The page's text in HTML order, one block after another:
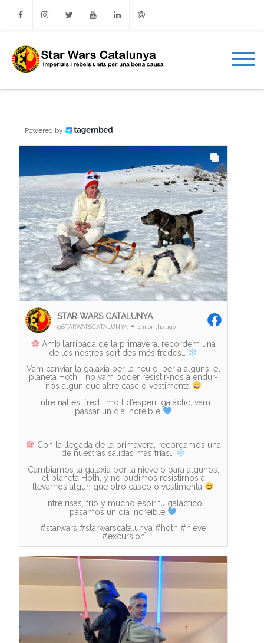
Facebook
Powered by
STAR WARS CATALUNYA
@STARWARSCATALUNYA 4 months ago
Amb l’arribada de la primavera, recordem una
de les nostres sortides més fredes…
Vam canviar la galàxia per la neu o, per a alguns: el
planeta Hoth, i no vam poder resistir-nos a endur-
nos algun que altre casc o vestimenta
Entre rialles, fred i molt d’esperit galàctic, vam
passar un dia increïble
-----
Con la llegada de la primavera, recordamos una
de nuestras salidas más frías…
Cambiamos la galaxia por la nieve o para algunos:
el planeta Hoth, y no pudimos resistirnos a
llevarnos algún que otro casco o vestimenta
Entre risas, frío y mucho espíritu galáctico,
pasamos un día increíble
#starwars #starwarscatalunya #hoth #nieve
#excursion